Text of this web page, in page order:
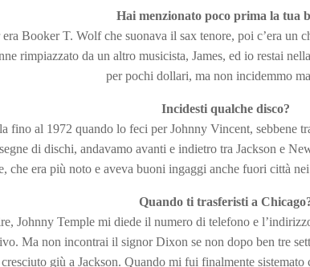
Hai menzionato poco prima la tua
Booker T. Wolf che suonava il sax tenore, poi c’era un
rimpiazzato da un altro musicista, James, ed io restai
per pochi dollari, ma non incidemmo
Incidesti qualche disco?
fino al 1972 quando lo feci per Johnny Vincent, sebbene
di dischi, andavamo avanti e indietro tra Jackson e
che era più noto e aveva buoni ingaggi anche fuori città
Quando ti trasferisti a
Johnny Temple mi diede il numero di telefono e
Ma non incontrai il signor Dixon se non dopo ben tre
giù a Jackson. Quando mi fui finalmente